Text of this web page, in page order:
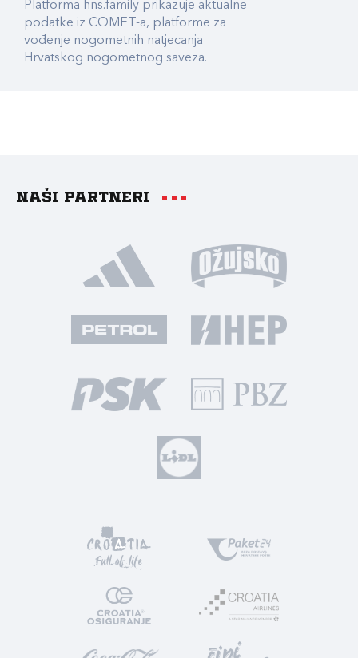
Platforma hns.family prikazuje aktualne
podatke iz COMET-a, platforme za
vođenje nogometnih natjecanja
Hrvatskog nogometnog saveza.
Naši partneri